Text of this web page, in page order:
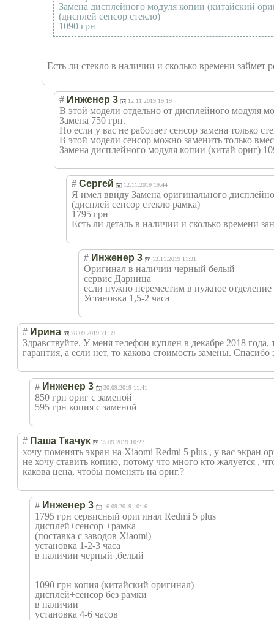
Замена дисплейного модуля копии (китайский
(дисплей сенсор стекло)
1090 грн
Есть ли стекло в наличии и сколько времени займет
# Инженер 3 12.11.2019 19:19
В этой модели отдельно от дисплейного модуля
Замена 750 грн.
Но если у вас не работает сенсор замена только
В этой модели сенсор можно заменить только
Замена дисплейного модуля копии (китай ориг)
# Сергей 12.11.2019 19:44
Я имел ввиду Замена оригинального
(дисплей сенсор стекло рамка)
1795 грн
Есть ли деталь в наличии и сколько времени
# Инженер 3 13.11.2019 11:31
Оригинал в наличии черный белый
сервис Дарница
если нужно переместим в нужное отделение
Установка 1,5-2 часа
# Ирина 28.09.2019 21:39
Здравствуйте. У меня телефон куплен в декабре 2018
гарантия, а если нет, то какова стоимость замены. Спасибо
# Инженер 3 30.09.2019 11:41
850 грн ориг с заменой
595 грн копия с заменой
# Паша Ткачук 15.09.2019 10:27
хочу поменять экран на Xiaomi Redmi 5 plus , у вас экран
не хочу ставить копию, потому что много кто жалуется ,
какова цена, чтобы поменять на ориг.?
# Инженер 3 16.09.2019 10:16
1795 грн сервисный оригинал Redmi 5 plus
дисплей+сенсор +рамка
(поставка с заводов Xiaomi)
установка 1-2-3 часа
в наличии черный ,белый
1090 грн копия (китайский оригинал)
дисплей+сенсор без рамки
в наличии
установка 4-6 часов